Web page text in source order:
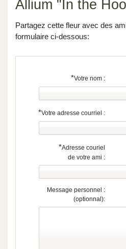
Allium "In the
Partagez cette fleur avec des
formulaire ci-dessous:
*Votre nom :
*Votre adresse courriel :
*Adresse couriel
de votre ami :
Message personnel :
(optionnal):